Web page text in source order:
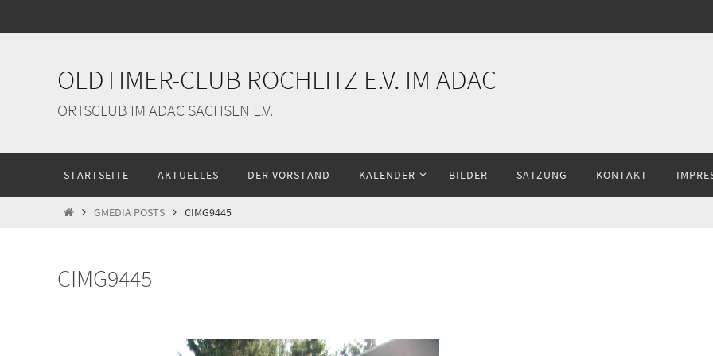
Inhalt
OLDTIMER-CLUB ROCHLITZ E.V. IM ADAC
ORTSCLUB IM ADAC SACHSEN E.V.
springen
STARTSEITE AKTUELLES DER VORSTAND KALENDER BILDER SATZUNG KONTAKT
STARTGMEDIA POSTS CIMG9445
CIMG9445